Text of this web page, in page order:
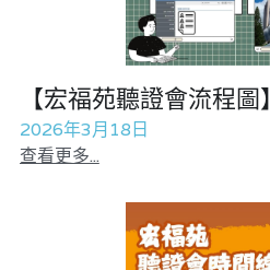
林伯強專欄
馮煒光專欄
趙處機專欄
大衛sir專欄
條款及細則
關於我們
【宏福苑聽證會流程圖】
2026年3月18日
查看更多...
花生仔漫畫週記
屠龍小隊案
35十顛覆案